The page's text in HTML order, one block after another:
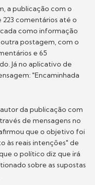
a publicação com o
comentários até o
como informação
postagem, com o
e 65
Já no aplicativo de
"Encaminhada
autor da publicação com
de mensagens no
que o objetivo foi
às reais intenções" de
o político diz que irá
sobre as supostas